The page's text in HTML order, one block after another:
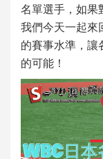
名單選手，如果
我們今天一起來
的賽事水準，讓
的可能！